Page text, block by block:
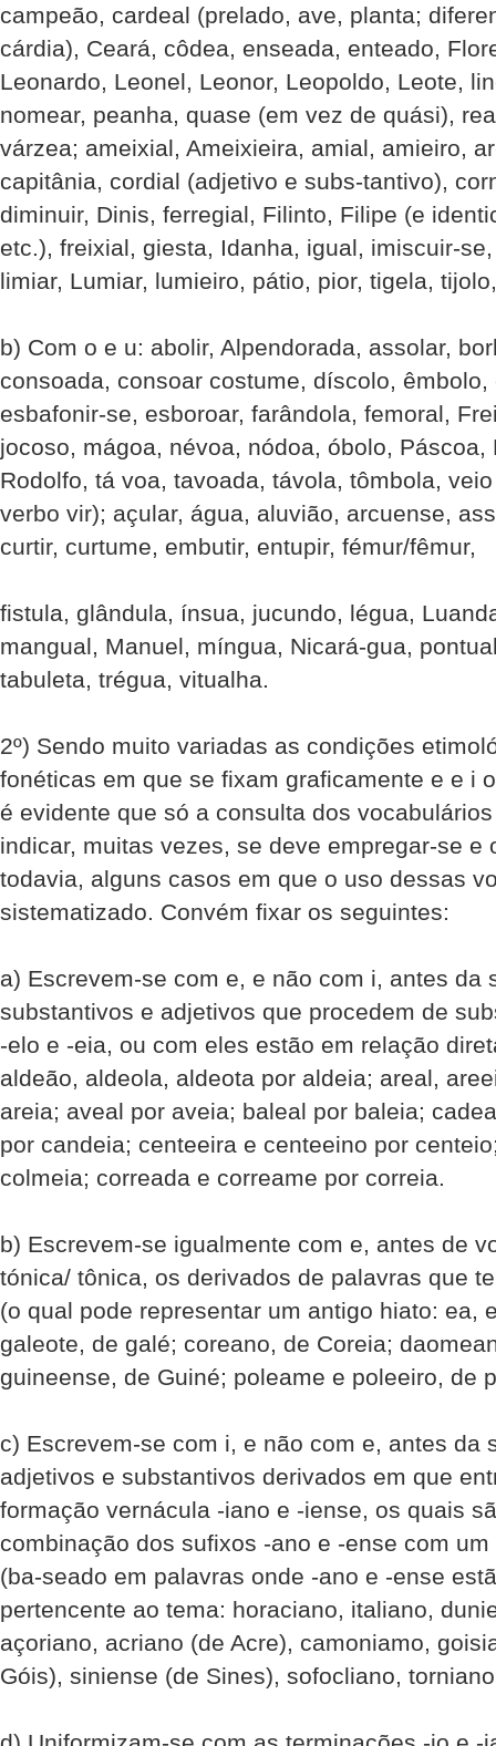
campeão, cardeal (prelado, ave, planta;
cárdia), Ceará, côdea, enseada, enteado,
Leonardo, Leonel, Leonor, Leopoldo, Leote,
nomear, peanha, quase (em vez de quási),
várzea; ameixial, Ameixieira, amial, amieiro,
capitânia, cordial (adjetivo e subs-tantivo),
diminuir, Dinis, ferregial, Filinto, Filipe (e
etc.), freixial, giesta, Idanha, igual, imiscuir-
limiar, Lumiar, lumieiro, pátio, pior, tigela,
b) Com o e u: abolir, Alpendorada, assolar,
consoada, consoar costume, díscolo,
esbafonir-se, esboroar, farândola, femoral,
jocoso, mágoa, névoa, nódoa, óbolo,
Rodolfo, tá voa, tavoada, távola, tômbola,
verbo vir); açular, água, aluvião, arcuense,
curtir, curtume, embutir, entupir, fémur/fêmur,
fistula, glândula, ínsua, jucundo, légua,
mangual, Manuel, míngua, Nicará-gua,
tabuleta, trégua, vitualha.
2º) Sendo muito variadas as condições
fonéticas em que se fixam graficamente e e i
é evidente que só a consulta dos
indicar, muitas vezes, se deve empregar-se e
todavia, alguns casos em que o uso dessas
sistematizado. Convém fixar os seguintes:
a) Escrevem-se com e, e não com i, antes da
substantivos e adjetivos que procedem de
-elo e -eia, ou com eles estão em relação
aldeão, aldeola, aldeota por aldeia; areal,
areia; aveal por aveia; baleal por baleia;
por candeia; centeeira e centeeino por
colmeia; correada e correame por correia.
b) Escrevem-se igualmente com e, antes de
tónica/ tônica, os derivados de palavras que
(o qual pode representar um antigo hiato: ea,
galeote, de galé; coreano, de Coreia;
guineense, de Guiné; poleame e poleeiro, de
c) Escrevem-se com i, e não com e, antes da
adjetivos e substantivos derivados em que
formação vernácula -iano e -iense, os quais
combinação dos sufixos -ano e -ense com
(ba-seado em palavras onde -ano e -ense
pertencente ao tema: horaciano, italiano,
açoriano, acriano (de Acre), camoniamo,
Góis), siniense (de Sines), sofocliano,